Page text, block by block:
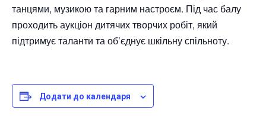
танцями, музикою та гарним настроєм. Під час балу
проходить аукціон дитячих творчих робіт, який
підтримує таланти та об’єднує шкільну спільноту.
Додати до календаря